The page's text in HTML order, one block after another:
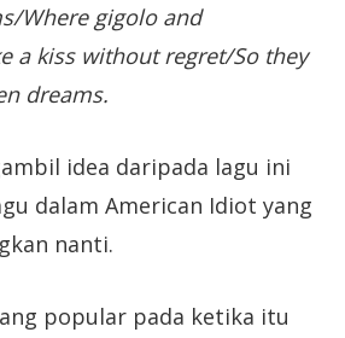
Where gigolo and
a kiss without regret/So they
dreams.
idea daripada lagu ini
dalam American Idiot yang
nanti.
popular pada ketika itu